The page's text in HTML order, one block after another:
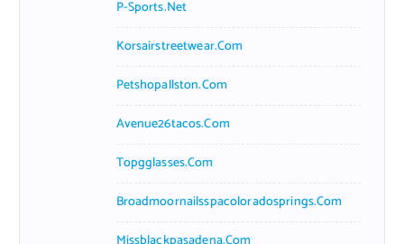
P-Sports.net
Korsairstreetwear.com
Petshopallston.com
Avenue26tacos.com
Topgglasses.com
Broadmoornailsspacoloradosprings.com